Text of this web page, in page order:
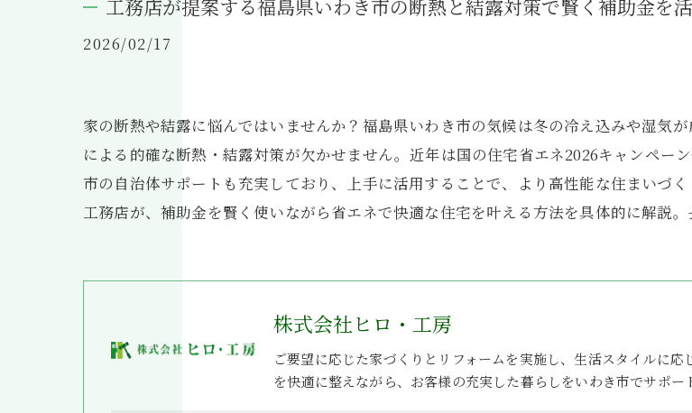
工務店が提案する福島県いわき市の断熱と結露対策で賢く補助金を
2026/02/17
家の断熱や結露に悩んではいませんか？福島県いわき市の気候は冬の冷え込みや湿気
による的確な断熱・結露対策が欠かせません。近年は国の住宅省エネ2026キャンペー
市の自治体サポートも充実しており、上手に活用することで、より高性能な住まいづ
工務店が、補助金を賢く使いながら省エネで快適な住宅を叶える方法を具体的に解説
株式会社ヒロ・工房
ご要望に応じた家づくりとリフォームを実施し、生活スタイルに
を快適に整えながら、お客様の充実した暮らしをいわき市でサポー